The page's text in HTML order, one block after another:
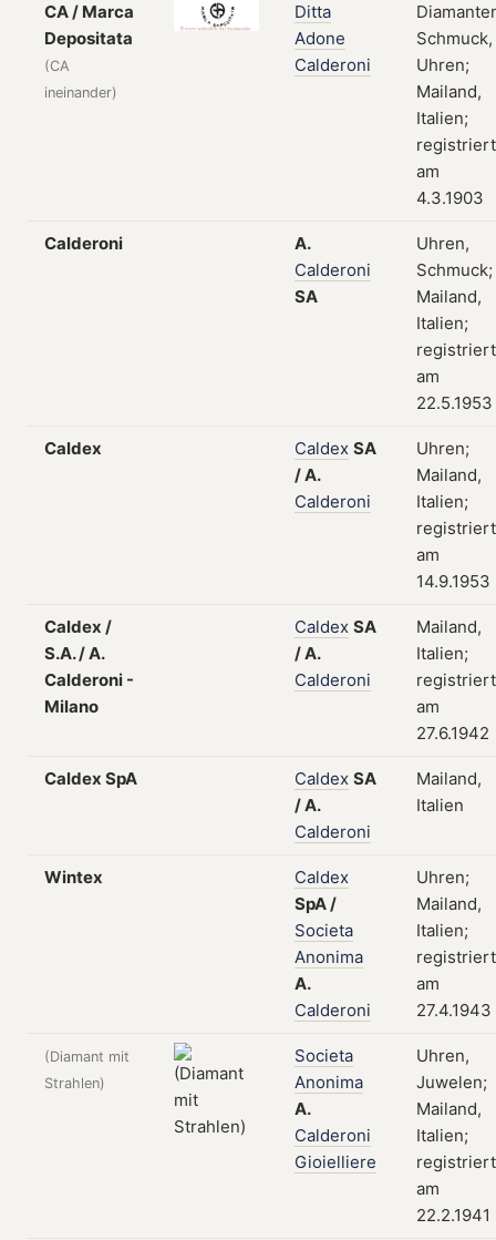
CA / Marca
Depositata
(CA
ineinander)
Ditta
Adone
Calderoni
Schmuck,
Uhren;
Mailand,
Italien;
registriert
am
4.3.1903
Calderoni
A.
Calderoni
SA
Uhren,
Schmuck;
Mailand,
Italien;
registriert
am
22.5.1953
Caldex Caldex SA
/A.
Calderoni
Uhren;
Mailand,
Italien;
registriert
am
14.9.1953
Caldex /
S.A. / A.
Calderoni -
Milano
Caldex SA
/A.
Calderoni
Mailand,
Italien;
registriert
am
27.6.1942
Caldex SpA Caldex SA
/A.
Calderoni
Mailand,
Italien
Wintex
Caldex
SpA/
Societa
Anonima
A.
Calderoni
Uhren;
Mailand,
Italien;
registriert
am
27.4.1943
(Diamant mit
Strahlen)
Societa
Anonima
A.
Calderoni
Gioielliere
Uhren,
Juwelen;
Mailand,
Italien;
registriert
am
22.2.1941